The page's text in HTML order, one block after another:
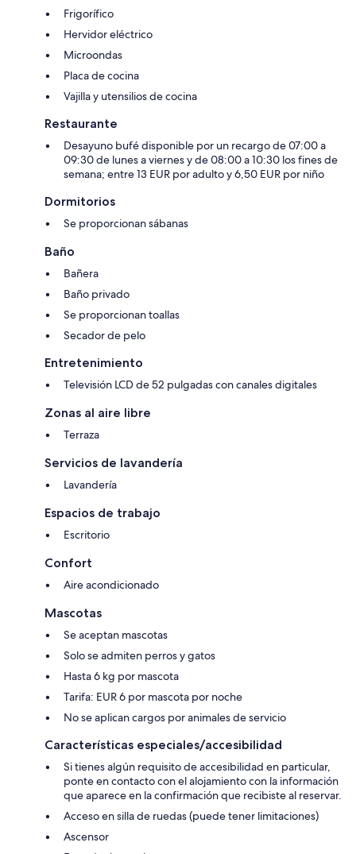
Frigorífico
Hervidor eléctrico
Microondas
Placa de cocina
Vajilla y utensilios de cocina
Restaurante
Desayuno bufé disponible por un recargo de 07:00 a
09:30 de lunes a viernes y de 08:00 a 10:30 los fines de
semana; entre 13 EUR por adulto y 6,50 EUR por niño
Dormitorios
Se proporcionan sábanas
Baño
Bañera
Baño privado
Se proporcionan toallas
Secador de pelo
Entretenimiento
Televisión LCD de 52 pulgadas con canales digitales
Zonas al aire libre
Terraza
Servicios de lavandería
Lavandería
Espacios de trabajo
Escritorio
Confort
Aire acondicionado
Mascotas
Se aceptan mascotas
Solo se admiten perros y gatos
Hasta 6 kg por mascota
Tarifa: EUR 6 por mascota por noche
No se aplican cargos por animales de servicio
Características especiales/accesibilidad
Si tienes algún requisito de accesibilidad en particular,
ponte en contacto con el alojamiento con la información
que aparece en la confirmación que recibiste al reservar.
Acceso en silla de ruedas (puede tener limitaciones)
Ascensor